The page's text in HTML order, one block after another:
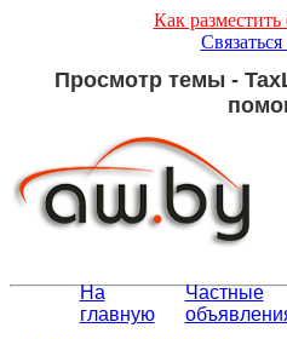
Как разместить
Просмотр темы -
На
главную
Частные